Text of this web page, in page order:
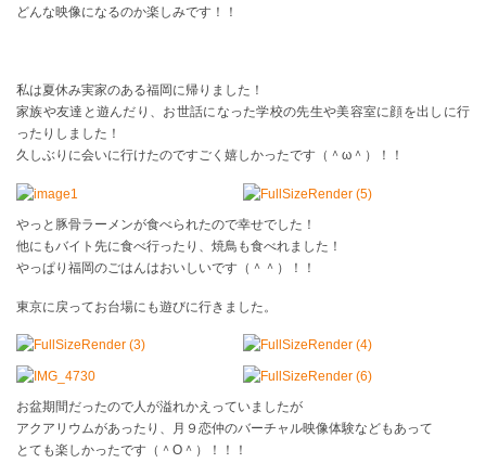
どんな映像になるのか楽しみです！！
私は夏休み実家のある福岡に帰りました！
家族や友達と遊んだり、お世話になった学校の先生や美容室に顔を出しに行
ったりしました！
久しぶりに会いに行けたのですごく嬉しかったです（＾ω＾）！！
やっと豚骨ラーメンが食べられたので幸せでした！
他にもバイト先に食べ行ったり、焼鳥も食べれました！
やっぱり福岡のごはんはおいしいです（＾＾）！！
東京に戻ってお台場にも遊びに行きました。
お盆期間だったので人が溢れかえっていましたが
アクアリウムがあったり、月９恋仲のバーチャル映像体験などもあって
とても楽しかったです（＾O＾）！！！